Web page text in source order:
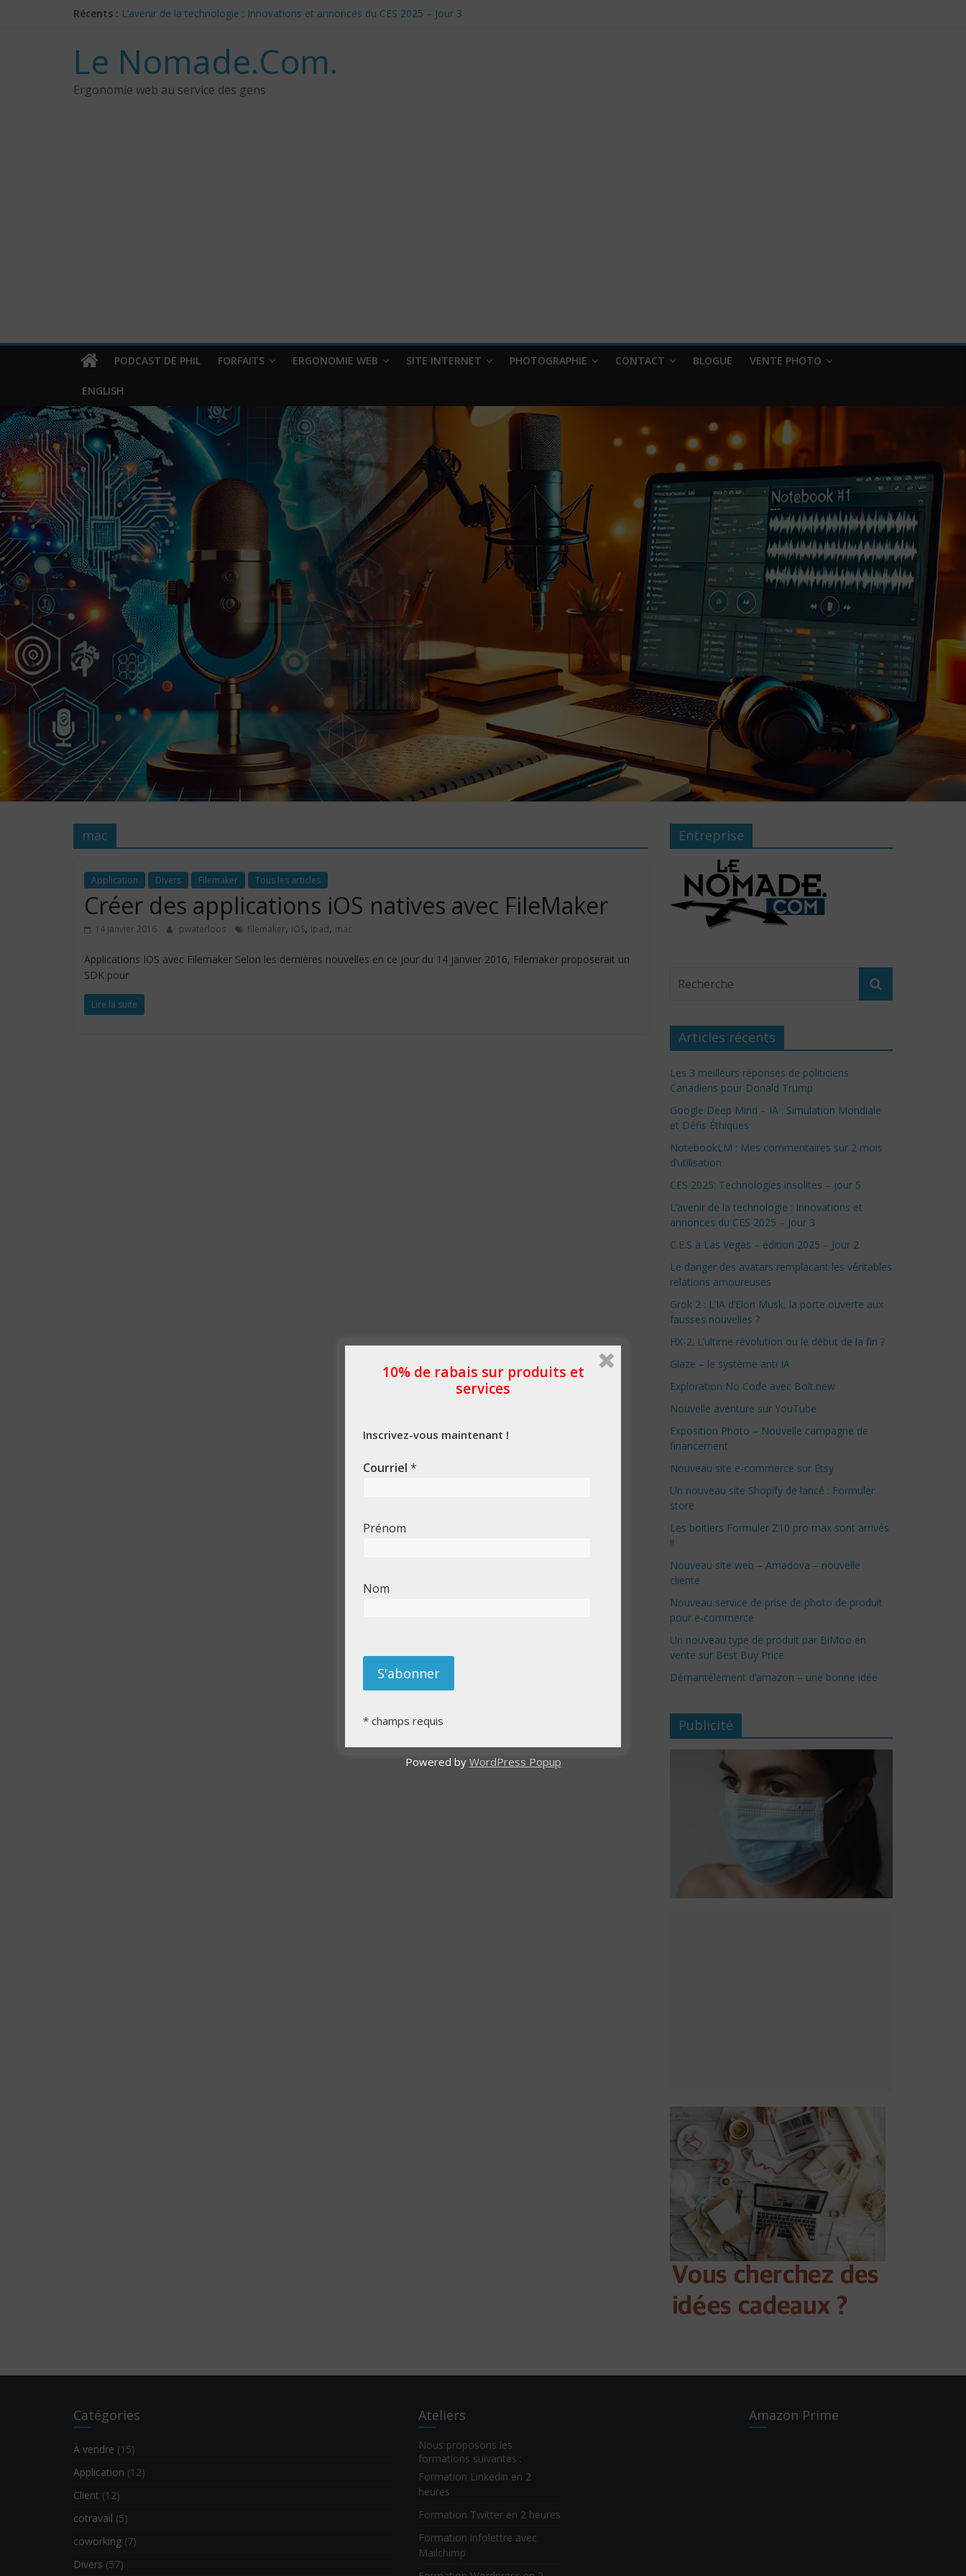
Récents : L’avenir de la technologie : Innovations et annonces du CES 2025 – Jour 3
Google Deep Mind – IA : Simulation Mondiale et Défis Éthiques
NotebookLM : Mes commentaires sur 2 mois d’utilisation
CES 2025: Technologies insolites – jour 5
Le Nomade.Com.
Ergonomie web au service des gens
PODCAST DE PHIL FORFAITS ERGONOMIE WEB SITE INTERNET PHOTOGRAPHIE CONTACT BLOGUE VENTE PHOTO
ENGLISH
mac
Application Divers Filemaker Tous les articles
Créer des applications iOS natives avec FileMaker
14 janvier 2016 pwaterloos filemaker, iOS, ipad, mac
Applications IOS avec Filemaker Selon les dernières nouvelles en ce jour du 14 janvier 2016, Filemaker proposerait un
SDK pour
Lire la suite
Entreprise
Articles récents
Les 3 meilleurs réponses de politiciens
Canadiens pour Donald Trump
Google Deep Mind – IA : Simulation Mondiale
et Défis Éthiques
NotebookLM : Mes commentaires sur 2 mois
d’utilisation
CES 2025: Technologies insolites – jour 5
L’avenir de la technologie : Innovations et
annonces du CES 2025 – Jour 3
C.E.S à Las Vegas – édition 2025 – Jour 2
Le danger des avatars remplacant les véritables
relations amoureuses
Grok 2 : L’IA d’Elon Musk, la porte ouverte aux
fausses nouvelles ?
HX-2: L’ultime révolution ou le début de la fin ?
Glaze – le système anti IA
Exploration No Code avec Bolt.new
Nouvelle aventure sur YouTube
Exposition Photo – Nouvelle campagne de
financement
Nouveau site e-commerce sur Etsy
Un nouveau site Shopify de lancé : Formuler
store
Les boitiers Formuler Z10 pro max sont arrivés
!!
Nouveau site web – Amadova – nouvelle
cliente
Nouveau service de prise de photo de produit
pour e-commerce
Un nouveau type de produit par BiMoo en
vente sur Best Buy Price
Démantèlement d’amazon – une bonne idée
Publicité
Catégories
À vendre (15)
Application (12)
Client (12)
cotravail (5)
coworking (7)
Divers (57)
Ateliers
Nous proposons les
formations suivantes :
Formation Linkedin en 2
heures
Formation Twitter en 2 heures
Formation infolettre avec
Mailchimp
Amazon Prime
10% de rabais sur produits et
services
Inscrivez-vous maintenant !
Courriel *
Prénom
Nom
* champs requis
Powered by WordPress Popup